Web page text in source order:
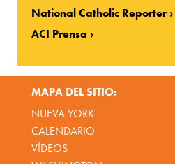
National Catholic Reporter
ACI Prensa
MAPA DEL SITIO:
NUEVA YORK
CALENDARIO
VÍDEOS